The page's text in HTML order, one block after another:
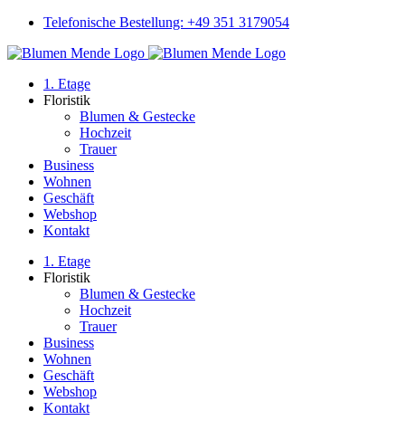
Skip
content
Telefonische Bestellung: +49 351 3179054
Instagram
1. Etage
Floristik
Blumen & Gestecke
Hochzeit
Trauer
Business
Wohnen
Geschäft
Webshop
Kontakt
1. Etage
Floristik
Blumen & Gestecke
Hochzeit
Trauer
Business
Wohnen
Geschäft
Webshop
Kontakt